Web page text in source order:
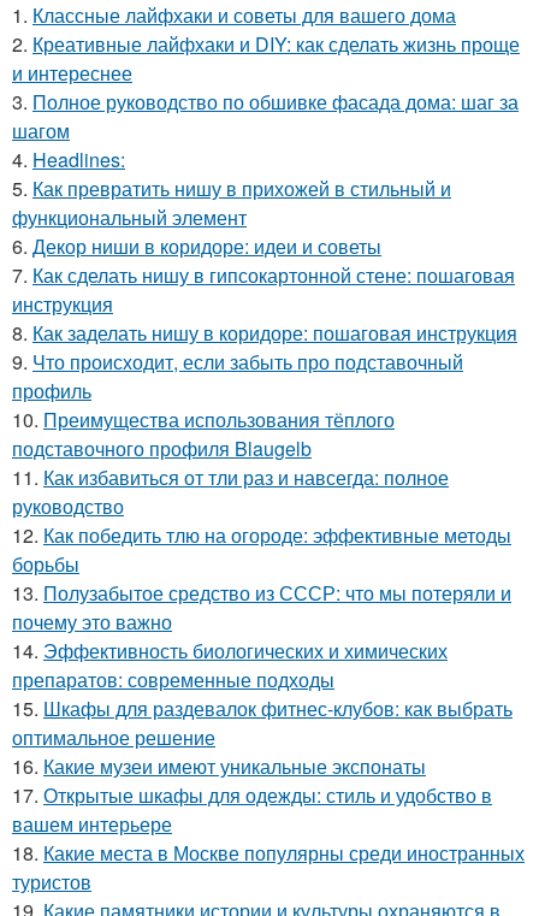
1. Классные лайфхаки и советы для вашего дома
2. Креативные лайфхаки и DIY: как сделать жизнь проще
и интереснее
3. Полное руководство по обшивке фасада дома: шаг за
шагом
4. Headlines:
5. Как превратить нишу в прихожей в стильный и
функциональный элемент
6. Декор ниши в коридоре: идеи и советы
7. Как сделать нишу в гипсокартонной стене: пошаговая
инструкция
8. Как заделать нишу в коридоре: пошаговая инструкция
9. Что происходит, если забыть про подставочный
профиль
10. Преимущества использования тёплого
подставочного профиля Blaugelb
11. Как избавиться от тли раз и навсегда: полное
руководство
12. Как победить тлю на огороде: эффективные методы
борьбы
13. Полузабытое средство из СССР: что мы потеряли и
почему это важно
14. Эффективность биологических и химических
препаратов: современные подходы
15. Шкафы для раздевалок фитнес-клубов: как выбрать
оптимальное решение
16. Какие музеи имеют уникальные экспонаты
17. Открытые шкафы для одежды: стиль и удобство в
вашем интерьере
18. Какие места в Москве популярны среди иностранных
туристов